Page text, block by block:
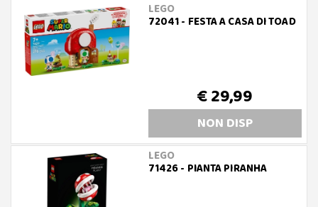
LEGO
72041 - FESTA A CASA DI TOAD
€ 29,99
NON DISP
LEGO
71426 - PIANTA PIRANHA